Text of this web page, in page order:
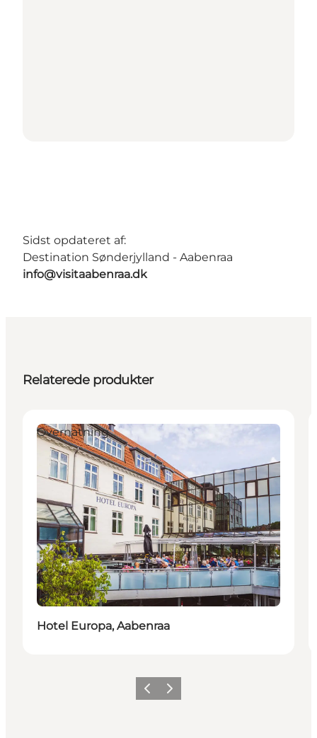
Sidst opdateret af:
Destination Sønderjylland - Aabenraa
info@visitaabenraa.dk
Relaterede produkter
Bæredygtige oplevelser
Overnatning
Hotel Europa, Aabenraa
ForrigeNæste